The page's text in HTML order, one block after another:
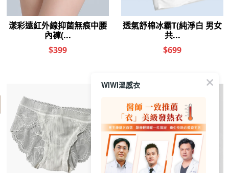
其他人也看了
WIWI溫感衣